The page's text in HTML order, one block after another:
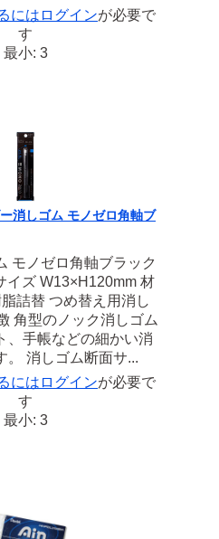
には ログインが必要で
す
最小: 3
消しゴム モノゼロ角軸ブ
モノゼロ角軸ブラック
イズ W13×H120mm 材
詰替 つめ替え用消し
角型のノック消しゴム
、手帳などの細かい消
。 消しゴム断面サ...
には ログインが必要で
す
最小: 3